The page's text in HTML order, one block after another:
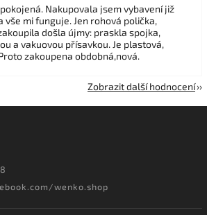
Nakupovala jsem vybavení již
vše mi funguje. Jen rohová polička,
došla újmy: praskla spojka,
a vakuovou přísavkou. Je plastová,
zakoupena obdobná,nová.
Zobrazit další hodnocení
wenko.shop